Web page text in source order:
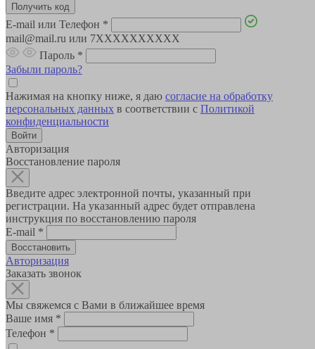
E-mail или Телефон *
mail@mail.ru или 7XXXXXXXXXX
Пароль *
Забыли пароль?
Нажимая на кнопку ниже, я даю согласие на обработку
персональных данных в соответствии с Политикой
конфиденциальности
Авторизация
Восстановление пароля
Введите адрес электронной почты, указанный при
регистрации. На указанный адрес будет отправлена
инструкция по восстановлению пароля
E-mail *
Авторизация
Заказать звонок
Мы свяжемся с Вами в ближайшее время
Ваше имя *
Телефон *